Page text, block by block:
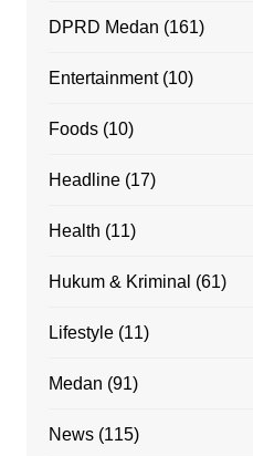
DPRD Medan (161)
Entertainment(10)
Foods(10)
Headline(17)
Health (11)
Hukum & Kriminal (61)
Lifestyle(11)
Medan (91)
News(115)